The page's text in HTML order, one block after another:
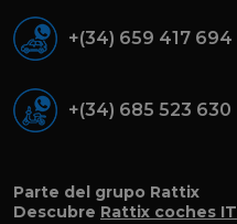
+(34) 659 417 694
+(34) 685 523 630
Parte del grupo Rattix
Descubre Rattix coches IT